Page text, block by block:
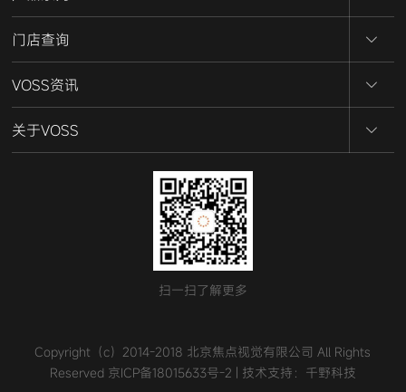
门店查询
VOSS资讯
关于VOSS
扫一扫了解更多
Copyright（c）2014-2018 北京焦点视觉有限公司 All Rights
Reserved 京ICP备18015633号-2 | 技术支持： 千野科技